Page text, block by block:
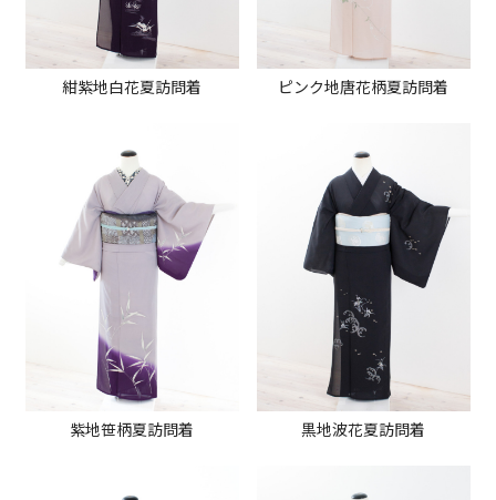
紺紫地白花夏訪問着 ピンク地唐花柄夏訪問着
紫地笹柄夏訪問着 黒地波花夏訪問着